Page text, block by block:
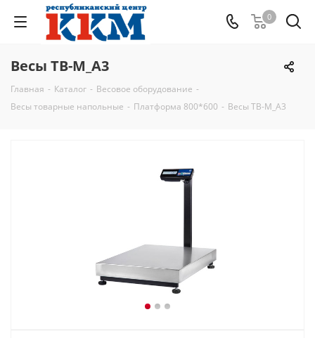
0
Весы TB-M_А3
Главная - Каталог - Весовое оборудование -
Весы товарные напольные - Платформа 800*600 - Весы TB-M_А3